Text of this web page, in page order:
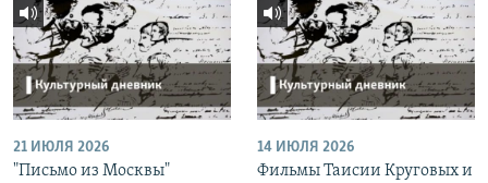
21 ИЮЛЯ 2026
"Письмо из Москвы"
14 ИЮЛЯ 2026
Фильмы Таисии Круговых и